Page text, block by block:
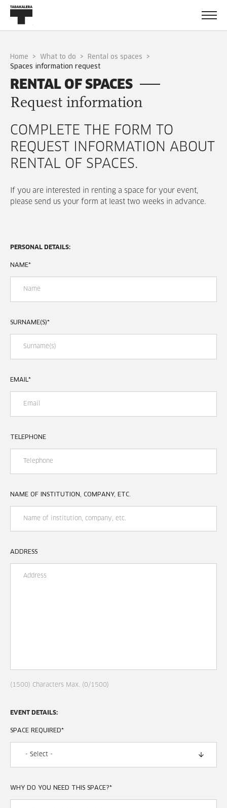
Home What to do
Rental os spaces
spaces information request
RENTAL OF SPACES
Request information
COMPLETE THE FORM TO
REQUEST INFORMATION ABOUT
RENTAL OF SPACES.
If you are interested in renting a space for your event,
please send us your form at least two weeks in advance.
PERSONAL DETAILS:
NAME*
SURNAME(S)*
EMAIL*
TELEPHONE
NAME OF INSTITUTION, COMPANY, ETC.
ADDRESS
( 1500) Characters Max. (0/ 1500)
EVENT DETAILS:
SPACE REQUIRED*
WHY DO YOU NEED THIS SPACE?*